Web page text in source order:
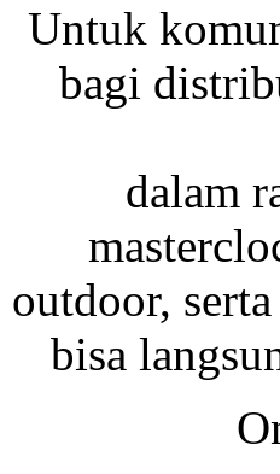
Untuk
bagi
dalam
outdoor,
bisa